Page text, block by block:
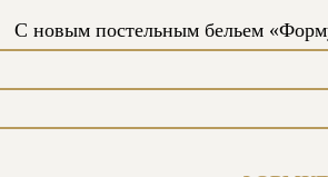
С новым постельным бельем